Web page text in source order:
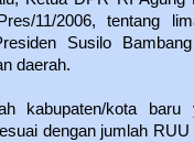
11/2006, tentang
Susilo
daerah.
kabupaten/kota
dengan jumlah